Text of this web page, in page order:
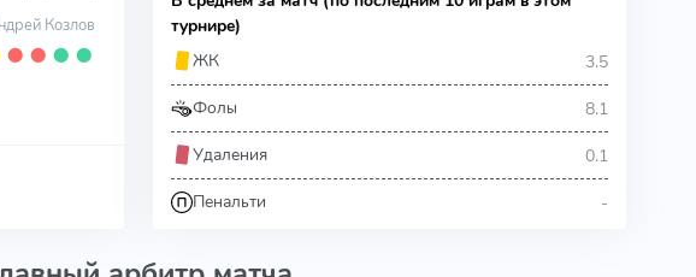
Козлов
⬤ ⬤ ⬤ ⬤
турнире)
ЖК
3.5
Фолы 8.1
Удаления 0.1
Пенальти -